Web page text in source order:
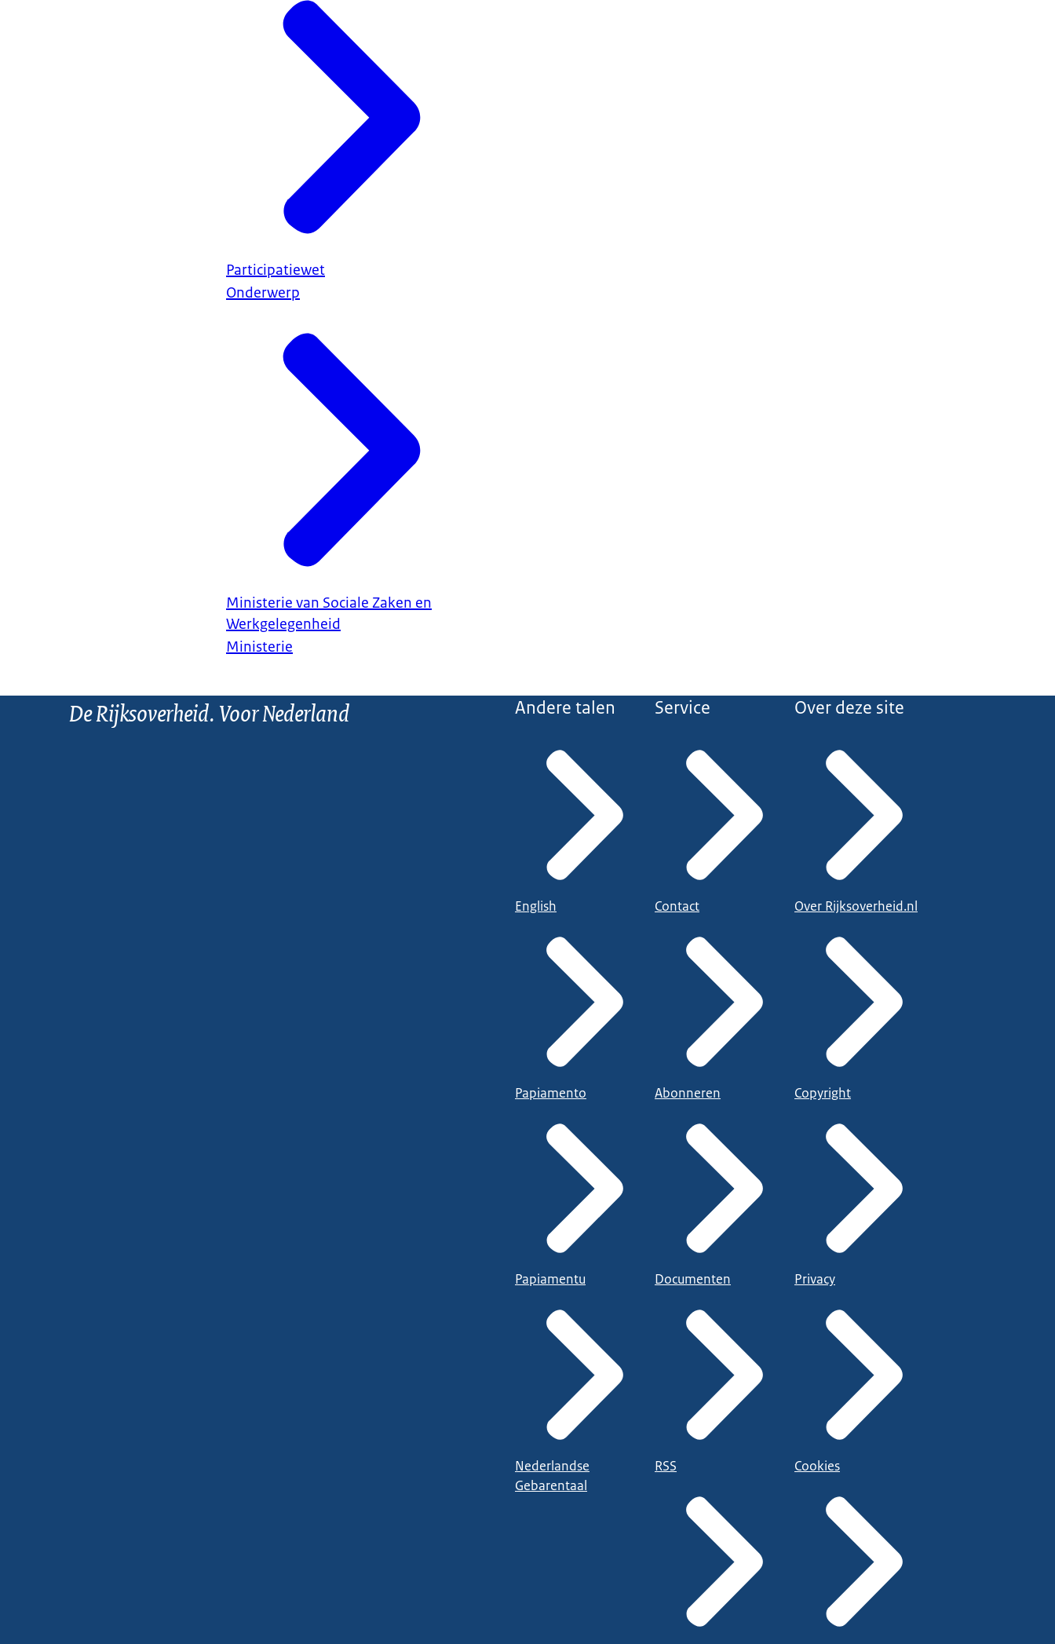
Participatiewet
Onderwerp
Ministerie van Sociale Zaken en
Werkgelegenheid
Ministerie
De Rijksoverheid. Voor Nederland Andere talen
English
Papiamento
Papiamentu
Nederlandse
Gebarentaal
Service
Contact
Abonneren
Documenten
RSS
Over deze site
Over Rijksoverheid.nl
Copyright
Privacy
Cookies